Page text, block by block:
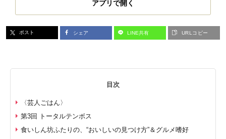
アプリで開く
ポスト シェア LINE共有 URLコピー
目次
〈芸人ごはん〉
第3回 トータルテンボス
食いしん坊ふたりの、“おいしいの見つけ方”＆グルメ嗜好